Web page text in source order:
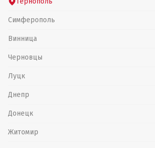
Симферополь
Винница
Черновцы
Луцк
Днепр
Донецк
Житомир